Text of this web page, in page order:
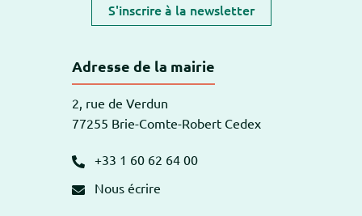
S'inscrire à la newsletter
Adresse de la mairie
2, rue de Verdun
77255 Brie-Comte-Robert Cedex
+33 1 60 62 64 00
Nous écrire